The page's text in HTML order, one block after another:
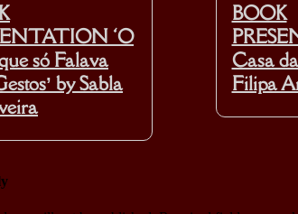
‘O
só Falava
by Sabla
BOOK
Casa
Filipa